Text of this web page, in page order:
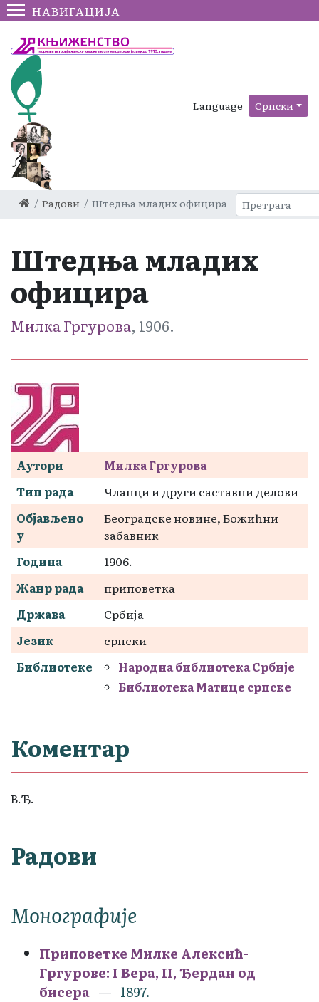
НАВИГАЦИЈА
Language Српски
Радови Штедња младих официра
Штедња младих
официра
Милка Гргуровa, 1906.
Аутори
Милка Гргуровa
Тип рада
Чланци и други саставни делови
Објављено
у
Београдске новине, Божићни
забавник
Година
1906.
Жанр рада
приповетка
Држава
Србија
Језик
српски
Библиотеке
Народна библиотека Србије
Библиотека Матице српске
Коментар
В.Ђ.
Радови
Монографије
Приповетке Милке Алексић-
Гргурове: I Вера, II, Ђердан од
бисера
1897.